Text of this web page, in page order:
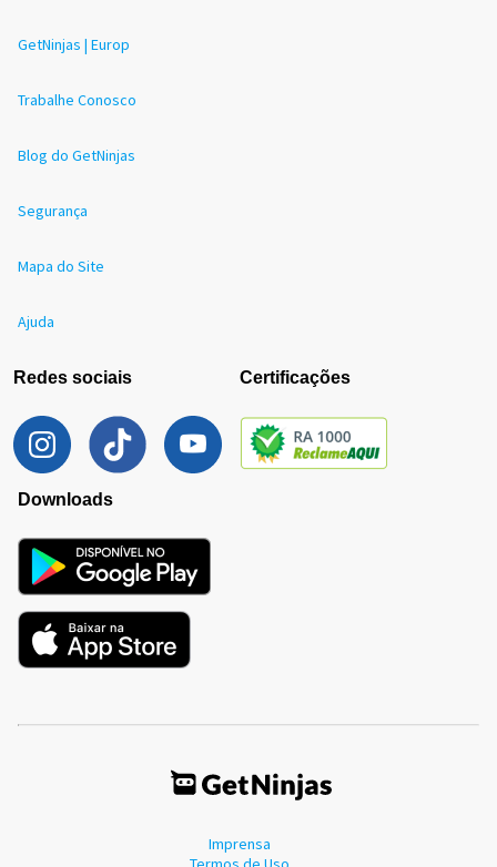
GetNinjas | Europ
Trabalhe Conosco
Blog do GetNinjas
Segurança
Mapa do Site
Ajuda
Redes sociais Certificações
Downloads
Imprensa